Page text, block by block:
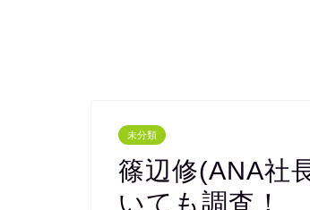
未分類
篠辺修(ANA社
いても調査！